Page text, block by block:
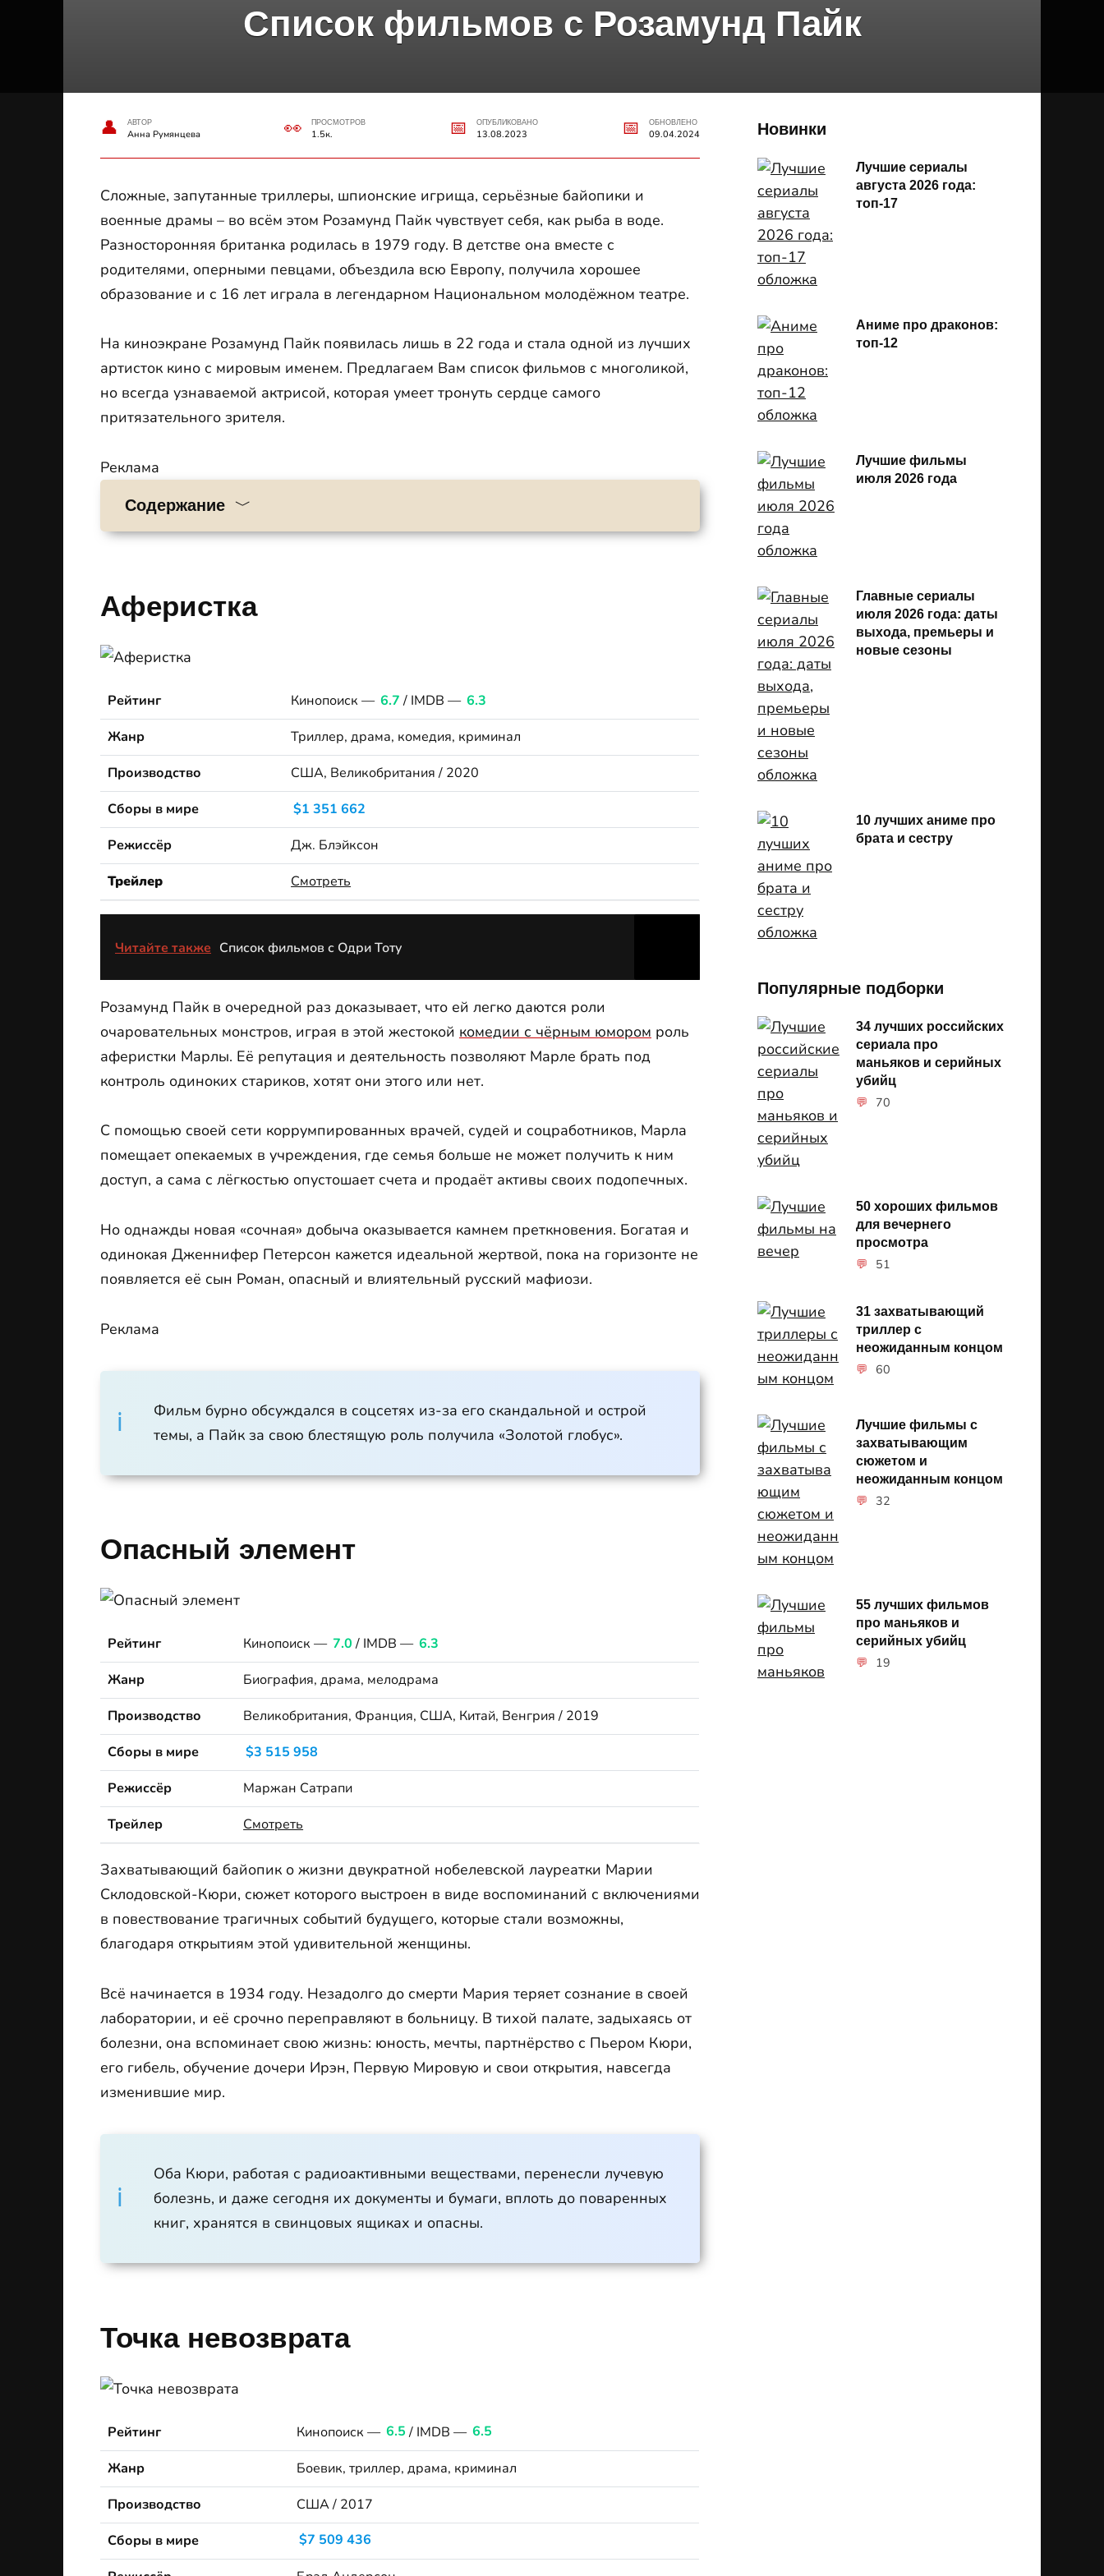
Список фильмов с Розамунд Пайк
АВТОР
Анна Румянцева
ПРОСМОТРОВ
1.5к.
ОПУБЛИКОВАНО
13.08.2023
ОБНОВЛЕНО
09.04.2024
Сложные, запутанные триллеры, шпионские игрища, серьёзные байопики и
военные драмы – во всём этом Розамунд Пайк чувствует себя, как рыба в воде.
Разносторонняя британка родилась в 1979 году. В детстве она вместе с
родителями, оперными певцами, объездила всю Европу, получила хорошее
образование и с 16 лет играла в легендарном Национальном молодёжном театре.
На киноэкране Розамунд Пайк появилась лишь в 22 года и стала одной из лучших
артисток кино с мировым именем. Предлагаем Вам список фильмов с многоликой,
но всегда узнаваемой актрисой, которая умеет тронуть сердце самого
притязательного зрителя.
Реклама
Содержание
Аферистка
Рейтинг Кинопоиск — 6.7 / IMDB — 6.3
Жанр
Триллер, драма, комедия, криминал
Производство
США, Великобритания / 2020
Сборы в мире
$1 351 662
Режиссёр
Дж. Блэйксон
Трейлер
Смотреть
Читайте также Список фильмов с Одри Тоту
Розамунд Пайк в очередной раз доказывает, что ей легко даются роли
очаровательных монстров, играя в этой жестокой комедии с чёрным юмором роль
аферистки Марлы. Её репутация и деятельность позволяют Марле брать под
контроль одиноких стариков, хотят они этого или нет.
С помощью своей сети коррумпированных врачей, судей и соцработников, Марла
помещает опекаемых в учреждения, где семья больше не может получить к ним
доступ, а сама с лёгкостью опустошает счета и продаёт активы своих подопечных.
Но однажды новая «сочная» добыча оказывается камнем преткновения. Богатая и
одинокая Дженнифер Петерсон кажется идеальной жертвой, пока на горизонте не
появляется её сын Роман, опасный и влиятельный русский мафиози.
Реклама
Фильм бурно обсуждался в соцсетях из-за его скандальной и острой
темы, а Пайк за свою блестящую роль получила «Золотой глобус».
Опасный элемент
Рейтинг Кинопоиск — 7.0 / IMDB — 6.3
Жанр
Биография, драма, мелодрама
Производство
Великобритания, Франция, США, Китай, Венгрия / 2019
Сборы в мире
$3 515 958
Режиссёр
Маржан Сатрапи
Трейлер
Смотреть
Захватывающий байопик о жизни двукратной нобелевской лауреатки Марии
Склодовской-Кюри, сюжет которого выстроен в виде воспоминаний с включениями
в повествование трагичных событий будущего, которые стали возможны,
благодаря открытиям этой удивительной женщины.
Всё начинается в 1934 году. Незадолго до смерти Мария теряет сознание в своей
лаборатории, и её срочно переправляют в больницу. В тихой палате, задыхаясь от
болезни, она вспоминает свою жизнь: юность, мечты, партнёрство с Пьером Кюри,
его гибель, обучение дочери Ирэн, Первую Мировую и свои открытия, навсегда
изменившие мир.
Оба Кюри, работая с радиоактивными веществами, перенесли лучевую
болезнь, и даже сегодня их документы и бумаги, вплоть до поваренных
книг, хранятся в свинцовых ящиках и опасны.
Точка невозврата
Рейтинг Кинопоиск — 6.5 / IMDB — 6.5
Жанр
Боевик, триллер, драма, криминал
Производство
США / 2017
Сборы в мире
$7 509 436
Новинки
Лучшие сериалы
августа 2026 года:
топ-17
Аниме про драконов:
топ-12
Лучшие фильмы
июля 2026 года
Главные сериалы
июля 2026 года: даты
выхода, премьеры и
новые сезоны
10 лучших аниме про
брата и сестру
Популярные подборки
34 лучших российских
сериала про
маньяков и серийных
убийц
70
50 хороших фильмов
для вечернего
просмотра
51
31 захватывающий
триллер с
неожиданным концом
60
Лучшие фильмы с
захватывающим
сюжетом и
неожиданным концом
32
55 лучших фильмов
про маньяков и
серийных убийц
19